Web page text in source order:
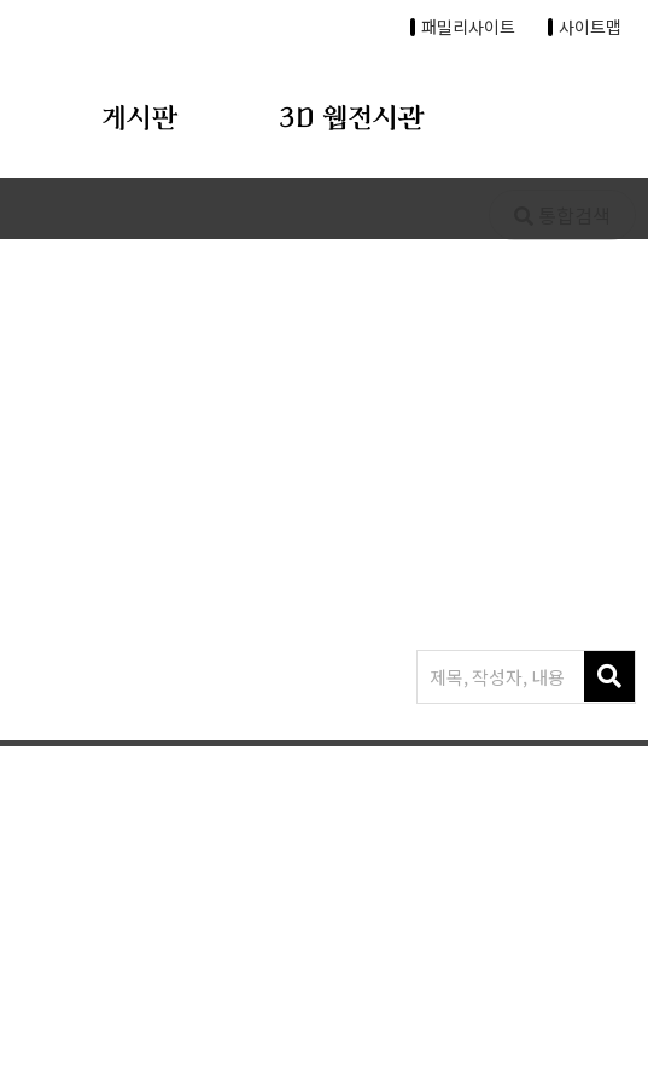
패밀리사이트 사이트맵
게시판 3D 웹전시관